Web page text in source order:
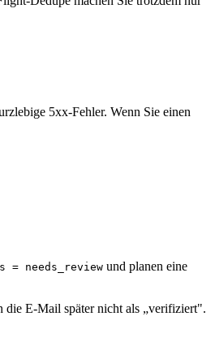
5xx-Fehler. Wenn Sie einen
= needs_review und planen eine
die E-Mail später nicht als „verifiziert".